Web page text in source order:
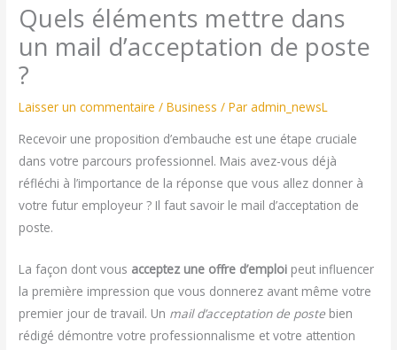
Quels éléments mettre dans
un mail d’acceptation de poste
?
Laisser un commentaire /Business / Paradmin_newsL
Recevoir une proposition d’embauche est une étape cruciale
dans votre parcours professionnel. Mais avez-vous déjà
réfléchi à l’importance de la réponse que vous allez donner à
votre futur employeur ? Il faut savoir le mail d’acceptation de
poste.
La façon dont vous acceptez une offre d’emploi peut influencer
la première impression que vous donnerez avant même votre
premier jour de travail. Un mail d’acceptation de poste bien
rédigé démontre votre professionnalisme et votre attention